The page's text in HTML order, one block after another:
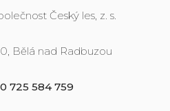
Český les, z. s.
Bělá nad Radbuzou
725 584 759